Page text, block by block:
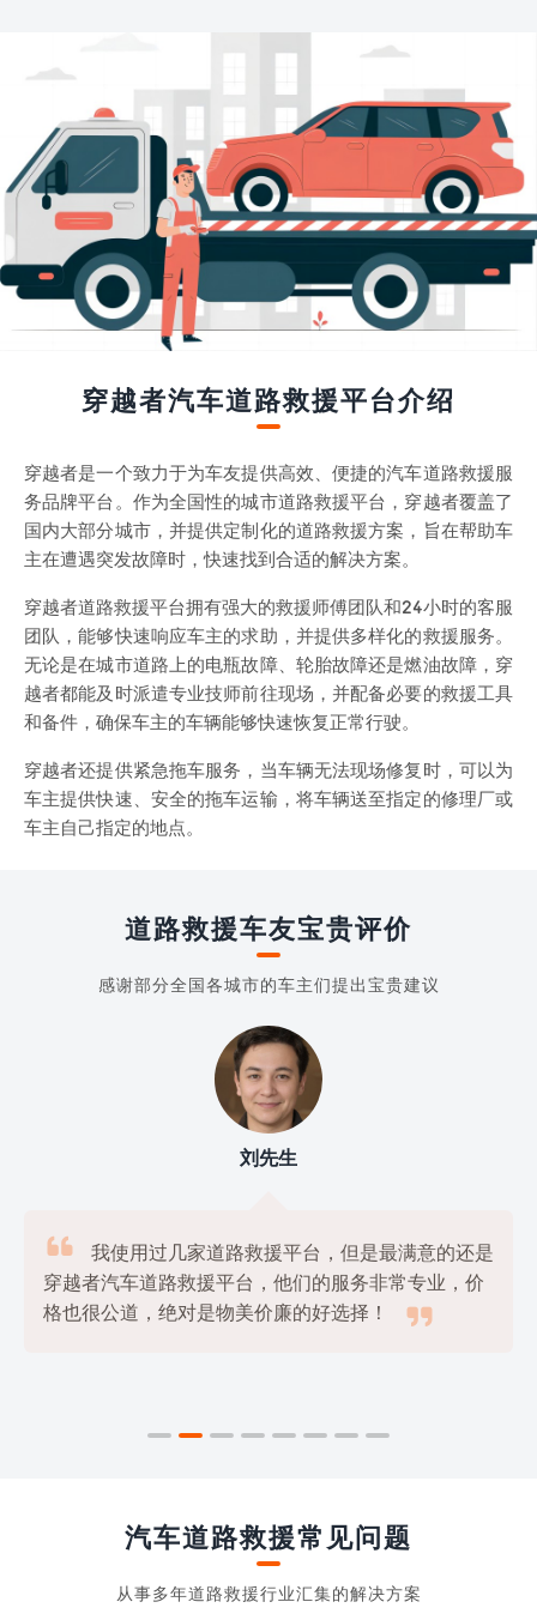
穿越者汽车道路救援平台介绍
穿越者是一个致力于为车友提供高效、便捷的汽车道路救援服
务品牌平台。作为全国性的城市道路救援平台，穿越者覆盖了
国内大部分城市，并提供定制化的道路救援方案，旨在帮助车
主在遭遇突发故障时，快速找到合适的解决方案。
穿越者道路救援平台拥有强大的救援师傅团队和24小时的客服
团队，能够快速响应车主的求助，并提供多样化的救援服务。
无论是在城市道路上的电瓶故障、轮胎故障还是燃油故障，穿
越者都能及时派遣专业技师前往现场，并配备必要的救援工具
和备件，确保车主的车辆能够快速恢复正常行驶。
穿越者还提供紧急拖车服务，当车辆无法现场修复时，可以为
车主提供快速、安全的拖车运输，将车辆送至指定的修理厂或
车主自己指定的地点。
道路救援车友宝贵评价
感谢部分全国各城市的车主们提出宝贵建议
刘先生

我使用过几家道路救援平台，但是最满意的还是
穿越者汽车道路救援平台，他们的服务非常专业，价
格也很公道，绝对是物美价廉的好选择！

汽车道路救援常见问题
从事多年道路救援行业汇集的解决方案